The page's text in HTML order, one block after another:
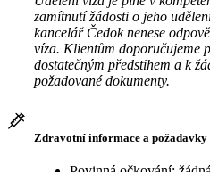
zamítnutí žádosti o jeho
kancelář Čedok nenese
víza. Klientům doporučujeme
dostatečným předstihem a k
požadované dokumenty.
Zdravotní informace a požadavky